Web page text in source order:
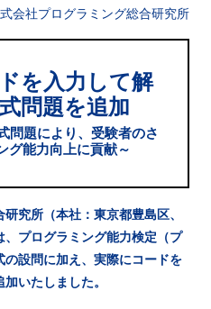
会社プログラミング総合研究所
を入力して解
問題を追加
問題により、受験者のさ
グ能力向上に貢献～
究所（本社：東京都豊島区、
プログラミング能力検定（プ
設問に加え、実際にコードを
いたしました。